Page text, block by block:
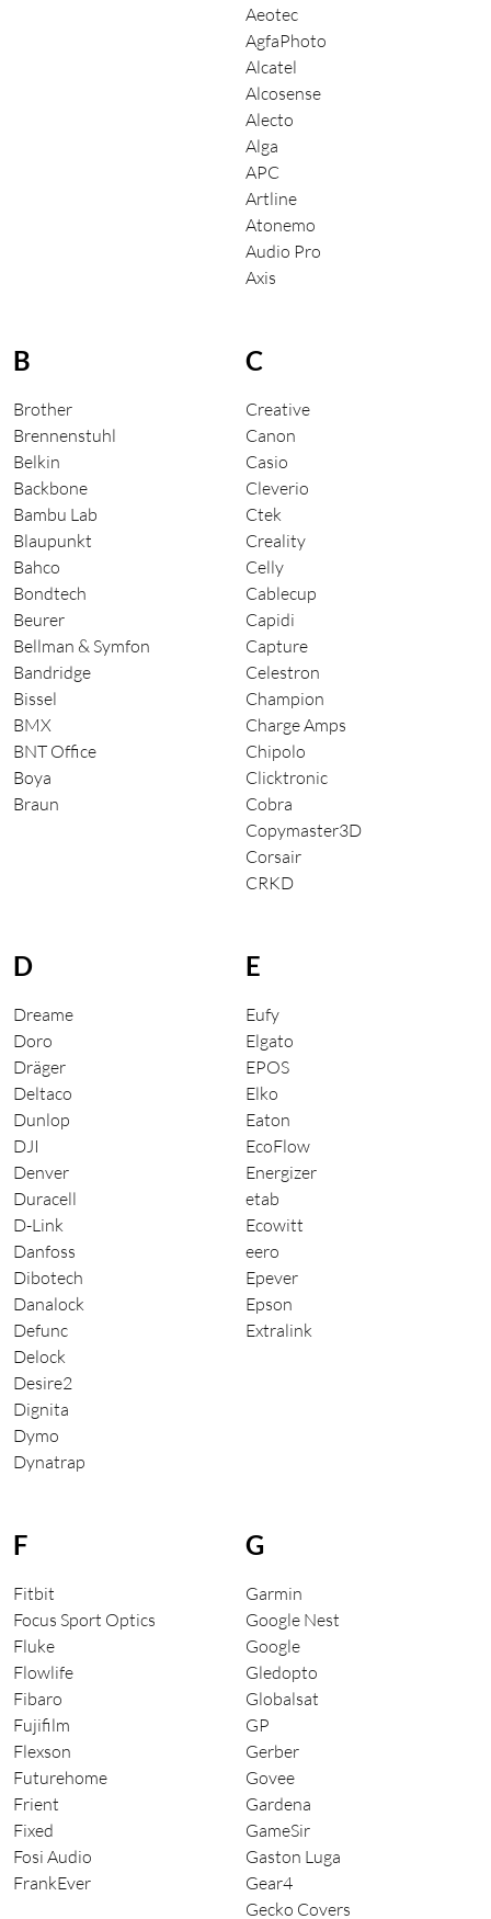
Aeotec
AgfaPhoto
Alcatel
Alcosense
Alecto
Alga
APC
Artline
Atonemo
Audio Pro
Axis
B
Brother
Brennenstuhl
Belkin
Backbone
Bambu Lab
Blaupunkt
Bahco
Bondtech
Beurer
Bellman & Symfon
Bandridge
Bissel
BMX
BNT Office
Boya
Braun
C
Creative
Canon
Casio
Cleverio
Ctek
Creality
Celly
Cablecup
Capidi
Capture
Celestron
Champion
Charge Amps
Chipolo
Clicktronic
Cobra
Copymaster3D
Corsair
CRKD
D
Dreame
Doro
Dräger
Deltaco
Dunlop
DJI
Denver
Duracell
D-Link
Danfoss
Dibotech
Danalock
Defunc
Delock
Desire2
Dignita
Dymo
Dynatrap
E
Eufy
Elgato
EPOS
Elko
Eaton
EcoFlow
Energizer
etab
Ecowitt
eero
Epever
Epson
Extralink
F
Fitbit
Focus Sport Optics
Fluke
Flowlife
Fibaro
Fujifilm
Flexson
Futurehome
Frient
Fixed
Fosi Audio
FrankEver
G
Garmin
Google Nest
Google
Gledopto
Globalsat
GP
Gerber
Govee
Gardena
GameSir
Gaston Luga
Gear4
Gecko Covers